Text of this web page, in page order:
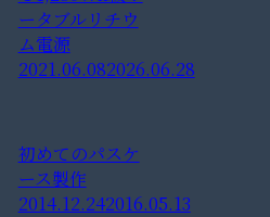
ータブルリチウ
ム電源
2021.06.082026.06.28
初めてのパスケ
ース製作
2014.12.242016.05.13